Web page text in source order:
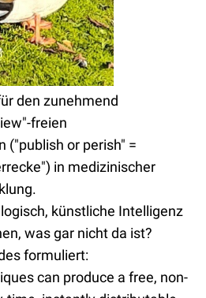
den zunehmend
freien
("publish or perish" =
in medizinischer
künstliche Intelligenz
was gar nicht da ist?
formuliert:
can produce a free, non-